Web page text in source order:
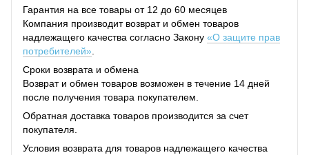
Гарантия на все товары от 12 до 60 месяцев
Компания производит возврат и обмен товаров
надлежащего качества согласно Закону «О защите прав
потребителей»
Сроки возврата и обмена
Возврат и обмен товаров возможен в течение 14 дней
после получения товара покупателем.
Обратная доставка товаров производится за счет
покупателя.
Условия возврата для товаров надлежащего качества